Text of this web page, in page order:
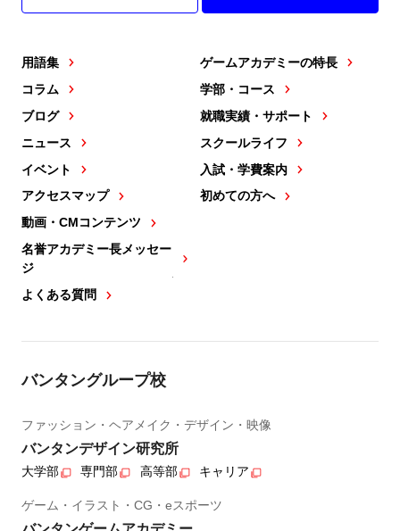
用語集
コラム
ブログ
ニュース
イベント
アクセスマップ
動画・CMコンテンツ
名誉アカデミー長メッセー
ジ
よくある質問
ゲームアカデミーの特長
学部・コース
就職実績・サポート
スクールライフ
入試・学費案内
初めての方へ
バンタングループ校
ファッション・ヘアメイク・デザイン・映像
バンタンデザイン研究所
大学部 専門部 高等部 キャリア
ゲーム・イラスト・CG・eスポーツ